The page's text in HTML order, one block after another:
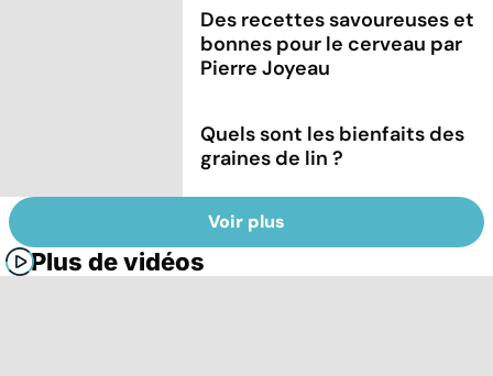
Des recettes savoureuses et
bonnes pour le cerveau par
Pierre Joyeau
Quels sont les bienfaits des
graines de lin ?
Voir plus
Plus de vidéos